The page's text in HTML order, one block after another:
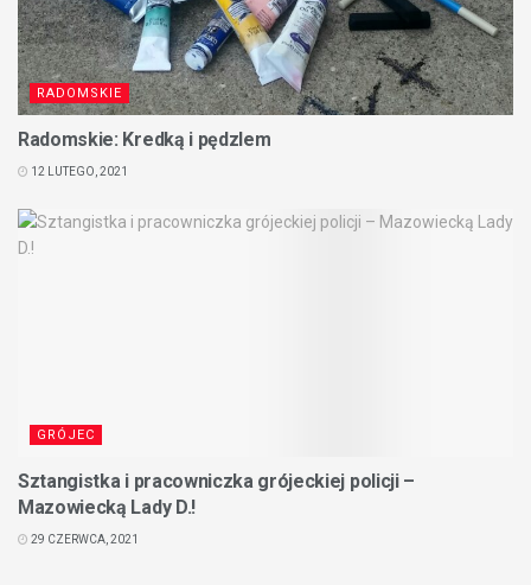
RADOMSKIE
Radomskie: Kredką i pędzlem
12 LUTEGO, 2021
GRÓJEC
Sztangistka i pracowniczka grójeckiej policji –
Mazowiecką Lady D.!
29 CZERWCA, 2021